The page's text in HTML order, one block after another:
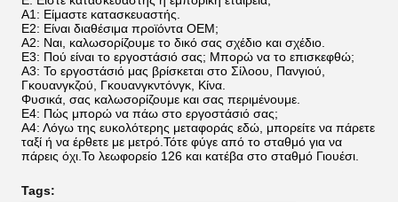
Α1: Είμαστε κατασκευαστής.
Ε2: Είναι διαθέσιμα προϊόντα OEM;
Α2: Ναι, καλωσορίζουμε το δικό σας σχέδιο και σχέδιο.
Ε3: Πού είναι το εργοστάσιό σας; Μπορώ να το επισκεφθώ;
Α3: Το εργοστάσιό μας βρίσκεται στο Σίλοου, Πανγιού,
Γκουανγκζού, Γκουανγκντόνγκ, Κίνα.
Φυσικά, σας καλωσορίζουμε και σας περιμένουμε.
Ε4: Πώς μπορώ να πάω στο εργοστάσιό σας;
Α4: Λόγω της ευκολότερης μεταφοράς εδώ, μπορείτε να πάρετε
ταξί ή να έρθετε με μετρό.Τότε φύγε από το σταθμό για να
πάρεις όχι.Το λεωφορείο 126 και κατέβα στο σταθμό Γιουέσι.
Tags: